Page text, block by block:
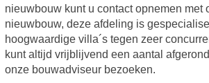
nieuwbouw kunt u contact opnemen met
nieuwbouw, deze afdeling is
hoogwaardige villa´s tegen zeer
kunt altijd vrijblijvend een aantal
onze bouwadviseur bezoeken.